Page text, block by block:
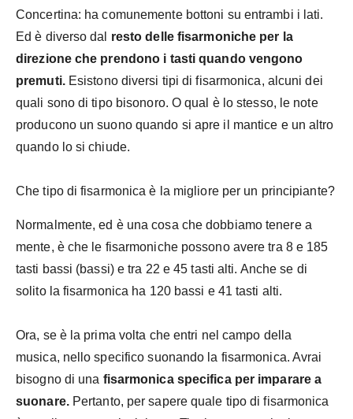
Concertina: ha comunemente bottoni su entrambi i lati.
Ed è diverso dal resto delle fisarmoniche per la
direzione che prendono i tasti quando vengono
premuti.Esistono diversi tipi di fisarmonica, alcuni dei
quali sono di tipo bisonoro. O qual è lo stesso, le note
producono un suono quando si apre il mantice e un altro
quando lo si chiude.
Che tipo di fisarmonica è la migliore per un principiante?
Normalmente, ed è una cosa che dobbiamo tenere a
mente, è che le fisarmoniche possono avere tra 8 e 185
tasti bassi (bassi) e tra 22 e 45 tasti alti. Anche se di
solito la fisarmonica ha 120 bassi e 41 tasti alti.
Ora, se è la prima volta che entri nel campo della
musica, nello specifico suonando la fisarmonica. Avrai
bisogno di una fisarmonica specifica per imparare a
suonare.Pertanto, per sapere quale tipo di fisarmonica